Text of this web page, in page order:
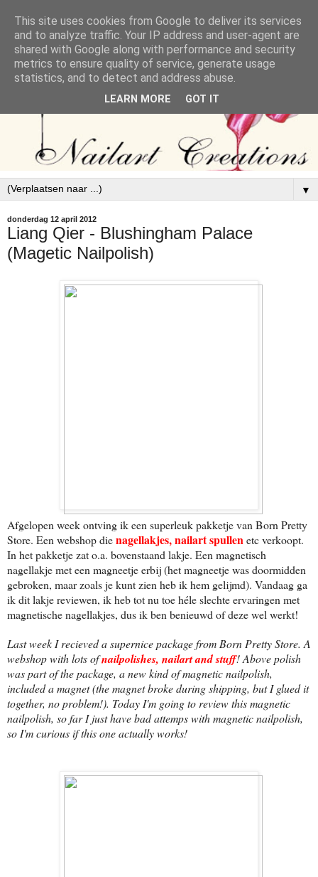
▼
donderdag 12 april 2012
Liang Qier - Blushingham Palace
(Magetic Nailpolish)
Afgelopen week ontving ik een superleuk pakketje van Born Pretty
Store. Een webshop dienagellakjes, nailart spullenetc verkoopt.
In het pakketje zat o.a. bovenstaand lakje. Een magnetisch
nagellakje met een magneetje erbij (het magneetje was doormidden
gebroken, maar zoals je kunt zien heb ik hem gelijmd). Vandaag ga
ik dit lakje reviewen, ik heb tot nu toe héle slechte ervaringen met
magnetische nagellakjes, dus ik ben benieuwd of deze wel werkt!
Last week I recieved a supernice package from Born Pretty Store. A
webshop with lots ofnailpolishes, nailart and stuff! Above polish
was part of the package, a new kind of magnetic nailpolish,
included a magnet (the magnet broke during shipping, but I glued it
together, no problem!). Today I'm going to review this magnetic
nailpolish, so far I just have bad attemps with magnetic nailpolish,
so I'm curious if this one actually works!
This site uses cookies from Google to deliver its services
and to analyze traffic. Your IP address and user-agent are
shared with Google along with performance and security
metrics to ensure quality of service, generate usage
statistics, and to detect and address abuse.
LEARN MORE GOT IT